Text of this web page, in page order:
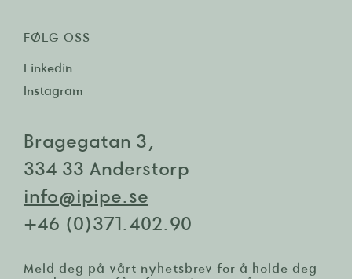
Meld deg på vårt nyhetsbrev for å holde deg
FØLG OSS
Linkedin
Instagram
Bragegatan 3,
334 33 Anderstorp
info@ipipe.se
+46 (0)371.402.90